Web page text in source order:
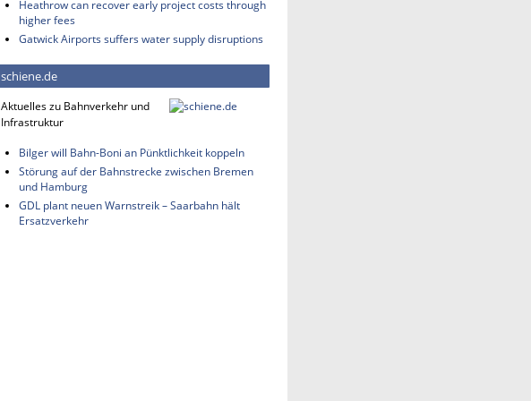
Heathrow can recover early project costs through
higher fees
Gatwick Airports suffers water supply disruptions
schiene.de
Aktuelles zu Bahnverkehr und
Infrastruktur
Bilger will Bahn-Boni an Pünktlichkeit koppeln
Störung auf der Bahnstrecke zwischen Bremen
und Hamburg
GDL plant neuen Warnstreik – Saarbahn hält
Ersatzverkehr